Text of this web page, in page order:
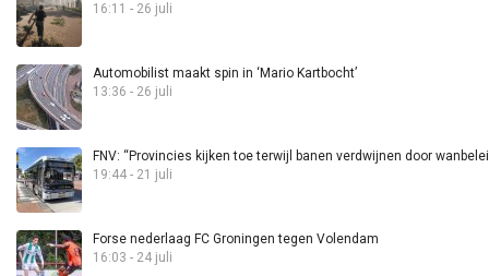
16:11 - 26 juli
Automobilist maakt spin in ‘Mario Kartbocht’
13:36 - 26 juli
FNV: “Provincies kijken toe terwijl banen verdwijnen door
19:44 - 21 juli
Forse nederlaag FC Groningen tegen Volendam
16:03 - 24 juli